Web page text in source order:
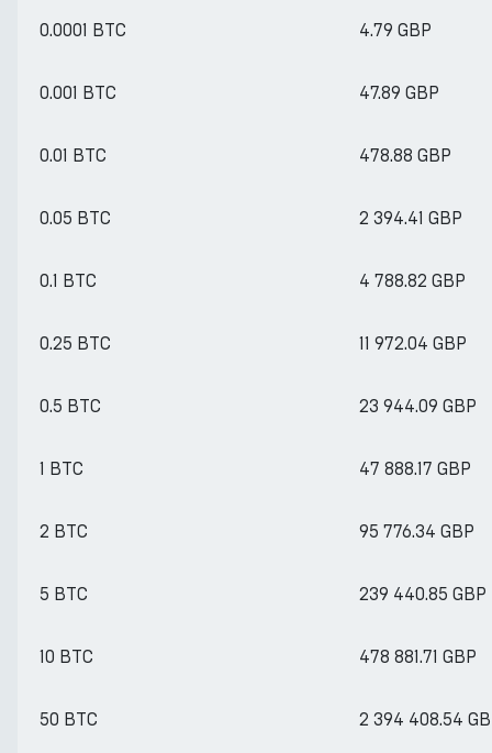
0.0001 BTC 4.79 GBP
0.001 BTC 47.89 GBP
0.01 BTC 478.88 GBP
0.05 BTC 2 394.41 GBP
0.1 BTC 4 788.82 GBP
0.25 BTC 11 972.04 GBP
0.5 BTC 23 944.09 GBP
1 BTC 47 888.17 GBP
2 BTC 95 776.34 GBP
5 BTC 239 440.85 GBP
10 BTC 478 881.71 GBP
50 BTC 2 394 408.54